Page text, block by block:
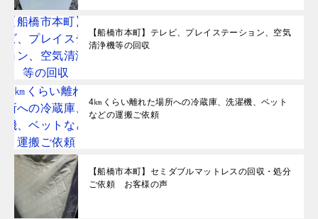
【船橋市本町】テレビ、プレイステーション、空気
清浄機等の回収
4㎞くらい離れた場所への冷蔵庫、洗濯機、ベット
などの運搬ご依頼
【船橋市本町】セミダブルマットレスの回収・処分
ご依頼 お客様の声